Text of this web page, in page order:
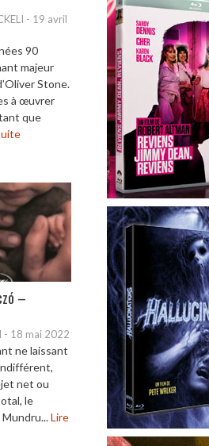
- 19 avril
90
majeur
Stone.
à œuvrer
que
–
- 18 mai 2022
ne laissant
net ou
le
Lire